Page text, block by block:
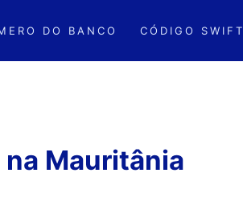
DO BANCO CÓDIGO SWIFT
na Mauritânia